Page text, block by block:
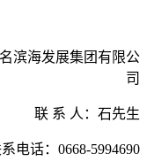
滨海发展集团有限公
司
联 系 人： 石先生
电话： 0668-5994690